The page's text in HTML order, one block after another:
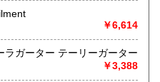
￥6,614
ガーター テーリーガーター
￥3,388